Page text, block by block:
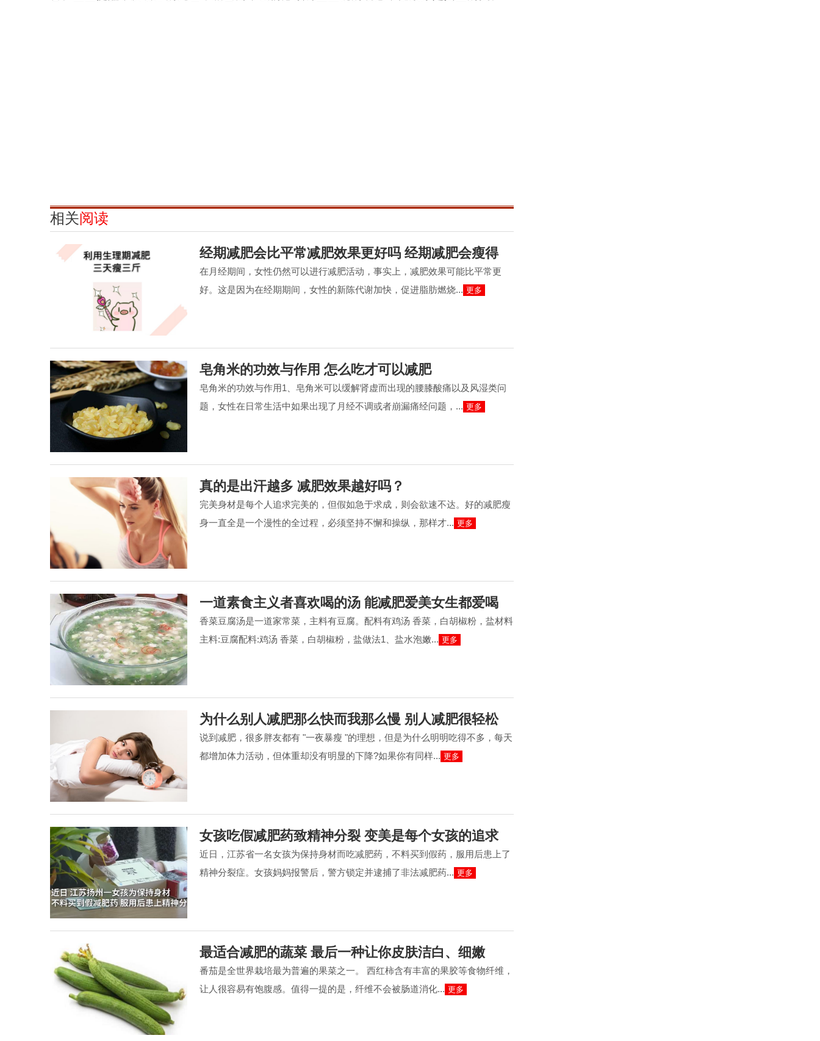
相关阅读
经期减肥会比平常减肥效果更好吗 经期减肥会瘦得
在月经期间，女性仍然可以进行减肥活动，事实上，减肥效果可能比平常更
好。这是因为在经期期间，女性的新陈代谢加快，促进脂肪燃烧... 更多
皂角米的功效与作用 怎么吃才可以减肥
皂角米的功效与作用1、皂角米可以缓解肾虚而出现的腰膝酸痛以及风湿类问
题，女性在日常生活中如果出现了月经不调或者崩漏痛经问题，... 更多
真的是出汗越多 减肥效果越好吗？
完美身材是每个人追求完美的，但假如急于求成，则会欲速不达。好的减肥瘦
身一直全是一个漫性的全过程，必须坚持不懈和操纵，那样才... 更多
一道素食主义者喜欢喝的汤 能减肥爱美女生都爱喝
香菜豆腐汤是一道家常菜，主料有豆腐。配料有鸡汤 香菜，白胡椒粉，盐材料
主料:豆腐配料:鸡汤 香菜，白胡椒粉，盐做法1、盐水泡嫩... 更多
为什么别人减肥那么快而我那么慢 别人减肥很轻松
说到减肥，很多胖友都有 "一夜暴瘦 "的理想，但是为什么明明吃得不多，每天
都增加体力活动，但体重却没有明显的下降?如果你有同样... 更多
女孩吃假减肥药致精神分裂 变美是每个女孩的追求
近日，江苏省一名女孩为保持身材而吃减肥药，不料买到假药，服用后患上了
精神分裂症。女孩妈妈报警后，警方锁定并逮捕了非法减肥药... 更多
最适合减肥的蔬菜 最后一种让你皮肤洁白、细嫩
番茄是全世界栽培最为普遍的果菜之一。 西红柿含有丰富的果胶等食物纤维，
让人很容易有饱腹感。值得一提的是，纤维不会被肠道消化... 更多